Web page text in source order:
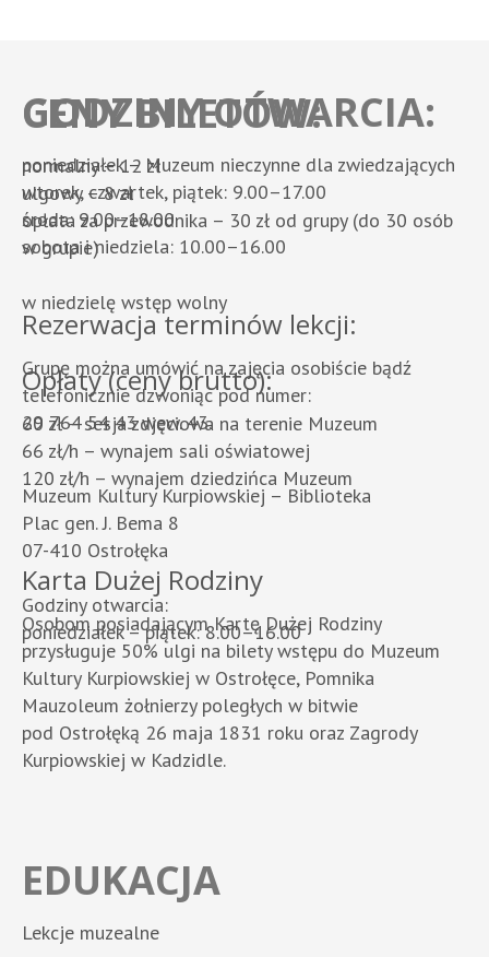
GODZINY OTWARCIA:
poniedziałek – Muzeum nieczynne dla zwiedzających
wtorek, czwartek, piątek: 9.00–17.00
środa: 9.00–18.00
sobota i niedziela: 10.00–16.00
Rezerwacja terminów lekcji:
Grupę można umówić na zajęcia osobiście bądź
telefonicznie dzwoniąc pod numer:
29 764 54 43 wew. 43.
Muzeum Kultury Kurpiowskiej – Biblioteka
Plac gen. J. Bema 8
07-410 Ostrołęka
Godziny otwarcia:
poniedziałek – piątek: 8.00–16.00
CENY BILETÓW:
normalny – 12 zł
ulgowy – 8 zł
opłata za przewodnika – 30 zł od grupy (do 30 osób
w grupie)
w niedzielę wstęp wolny
Opłaty (ceny brutto):
60 zł – sesja zdjęciowa na terenie Muzeum
66 zł/h – wynajem sali oświatowej
120 zł/h – wynajem dziedzińca Muzeum
Karta Dużej Rodziny
Osobom posiadającym Kartę Dużej Rodziny
przysługuje 50% ulgi na bilety wstępu do Muzeum
Kultury Kurpiowskiej w Ostrołęce, Pomnika
Mauzoleum żołnierzy poległych w bitwie
pod Ostrołęką 26 maja 1831 roku oraz Zagrody
Kurpiowskiej w Kadzidle.
EDUKACJA
Lekcje muzealne